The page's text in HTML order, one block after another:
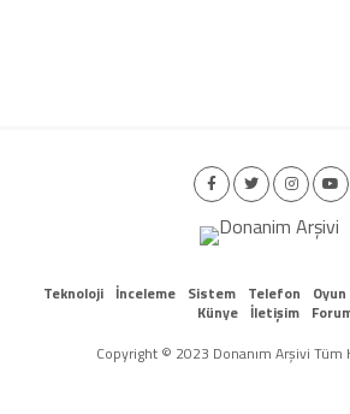
Teknoloji İnceleme Sistem Telefon Oyun
Künye İletişim
Copyright © 2023 Donanım Arşivi Tüm